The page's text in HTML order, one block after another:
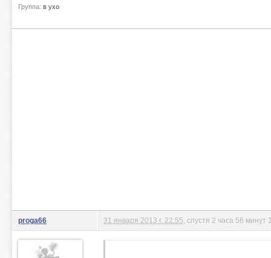
Группа: в ухо
proga66 31 января 2013 г. 22:55 , спустя 2 часа 56 минут